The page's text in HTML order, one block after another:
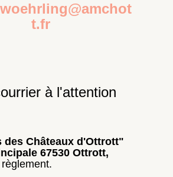
t.fr
à l'attention
des Châteaux d'Ottrott"
67530 Ottrott,